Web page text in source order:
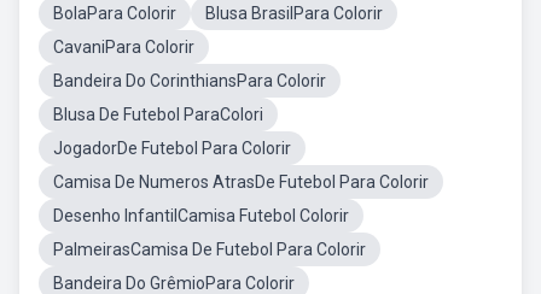
BolaPara Colorir
Blusa BrasilPara Colorir
CavaniPara Colorir
Bandeira Do CorinthiansPara Colorir
Blusa De Futebol ParaColori
JogadorDe Futebol Para Colorir
Camisa De Numeros AtrasDe Futebol Para Colorir
Desenho InfantilCamisa Futebol Colorir
PalmeirasCamisa De Futebol Para Colorir
Bandeira Do GrêmioPara Colorir